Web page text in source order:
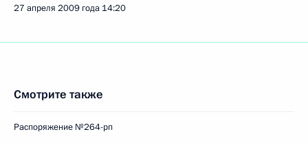
27 апреля 2009 года 14:20
Смотрите также
Распоряжение №264-рп